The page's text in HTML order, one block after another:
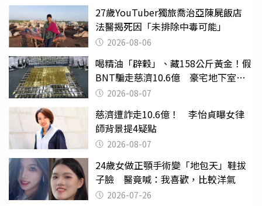
27歲YouTuber獨旅喬治亞陳屍飯店
法醫揭死因「未排除中毒可能」
2026-08-06
喝精油「辟穀」、藏158公斤黃金！假
BNT騙走慈濟10.6億 豪宅地下室竟
挖出乾鮑金庫
2026-08-07
慈濟遭詐走10.6億！ 李怡貞曝女律
師背景提4疑點
2026-08-07
24歲女做正顎手術變「地包天」鞋拔
子臉 醫竟喊：我喜歡，比較洋氣
2026-07-26